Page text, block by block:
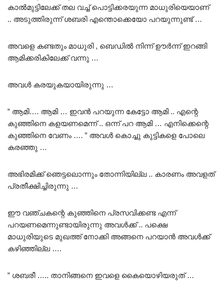
കാൽമുട്ടിലേക്ക് തല വച്ച് പൊട്ടിക്കരയുന്ന മാധുരിയെയാണ്
.. അടുത്തിരുന്ന് ശബരി എന്തൊക്കെയോ പറയുന്നുണ്ട് …
അവളെ കണ്ടതും മാധുരി , ബെഡിൽ നിന്ന് ഊർന്ന് ഇറങ്ങി
ആമിക്കരികിലേക്ക് വന്നു …
അവൾ കരയുകയായിരുന്നു …
” ആമി…. ആമി … ഇവൻ പറയുന്ന കേട്ടോ ആമി .. എന്റെ
കുഞ്ഞിനെ കളയണമെന്ന് .. ഒന്ന് പറ ആമി … എനിക്കെന്റെ
കുഞ്ഞിനെ വേണം …. ” അവൾ കൊച്ചു കുട്ടികളെ പോലെ
കരഞ്ഞു …
അഭിരമിക്ക് ഞെട്ടലൊന്നും തോന്നിയില്ല .. കാരണം അവളത്
പ്രതീക്ഷിച്ചിരുന്നു …
ഈ വഞ്ചകന്റെ കുഞ്ഞിനെ പ്രസവിക്കണ്ട എന്ന്
പറയണമെന്നുണ്ടായിരുന്നു അവൾക്ക് .. പക്ഷെ
മാധുരിയുടെ മുഖത്ത് നോക്കി അങ്ങനെ പറയാൻ അവൾക്ക്
കഴിഞ്ഞില്ല ….
” ശബരീ ….. താനിങ്ങനെ ഇവളെ കൈയൊഴിയരുത് …